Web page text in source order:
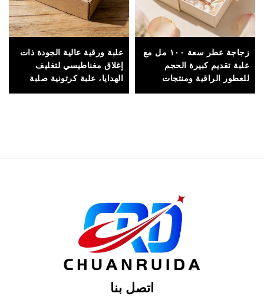
زجاجة عطر سعة ١٠٠ مل مع
علبة تقديم كبيرة الحجم
للعطور الراقية ومنتجات
العطور الفاخرة
علبة ورقية عالية الجودة ذات
إغلاق مغناطيسي لتغليف
الهدايا، علبة كرتونية صلبة
مخصصة ومطبوعة حسب
اتصل بنا